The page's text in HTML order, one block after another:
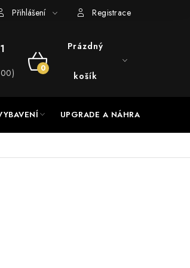
obchodu
Přihlášení Registrace
NÁKUPNÍ
Prázdný
košík
UPGRADE A NÁHRADNÍ DÍLY